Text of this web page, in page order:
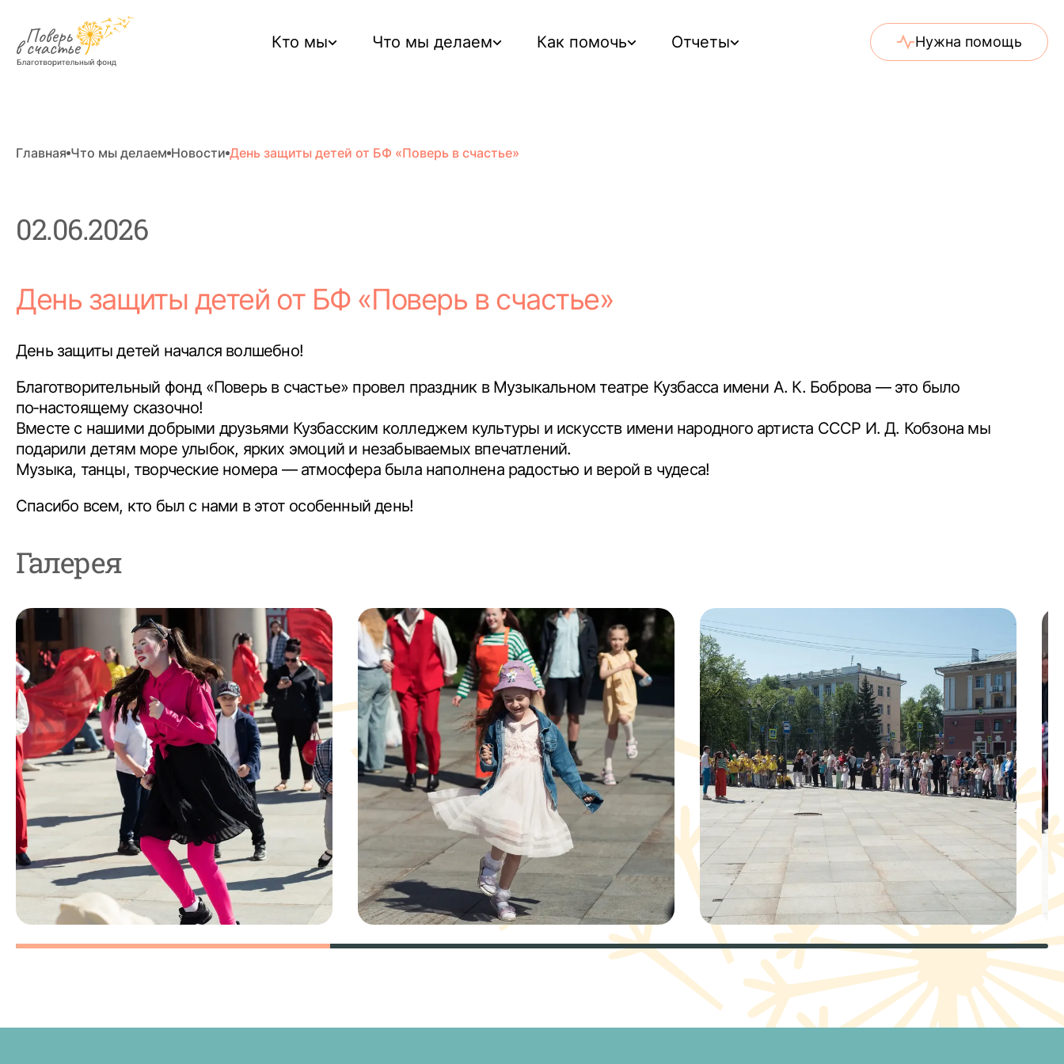
Кто мы Что мы делаем Как помочь Отчеты Нужна помощь
Главная Что мы делаем Новости День защиты детей от БФ «Поверь в счастье»
02.06.2026
День защиты детей от БФ «Поверь в счастье»
День защиты детей начался волшебно!
Благотворительный фонд «Поверь в счастье» провел праздник в Музыкальном театре Кузбасса имени А. К. Боброва — это было
по‑настоящему сказочно!
Вместе с нашими добрыми друзьями Кузбасским колледжем культуры и искусств имени народного артиста СССР И. Д. Кобзона мы
подарили детям море улыбок, ярких эмоций и незабываемых впечатлений.
Музыка, танцы, творческие номера — атмосфера была наполнена радостью и верой в чудеса!
Спасибо всем, кто был с нами в этот особенный день!
Галерея